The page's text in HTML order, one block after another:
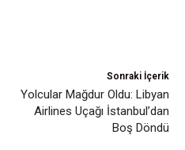
Sonraki İçerik
Yolcular Mağdur Oldu: Libyan
Airlines Uçağı İstanbul’dan
Boş Döndü